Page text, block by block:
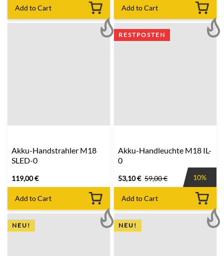
Add to Cart Add to Cart
Akku-Handstrahler M18
SLED-0
119,00€
Add to Cart
RESTPOSTEN
Akku-Handleuchte M18 IL-
0
53,10€ 59,00€ 10%
Add to Cart
NEU! NEU!